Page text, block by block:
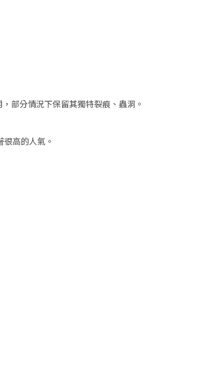
部分情況下保留其獨特裂痕、蟲洞。
高的人氣。